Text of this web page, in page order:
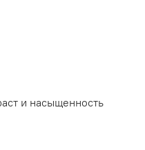
и насыщенность